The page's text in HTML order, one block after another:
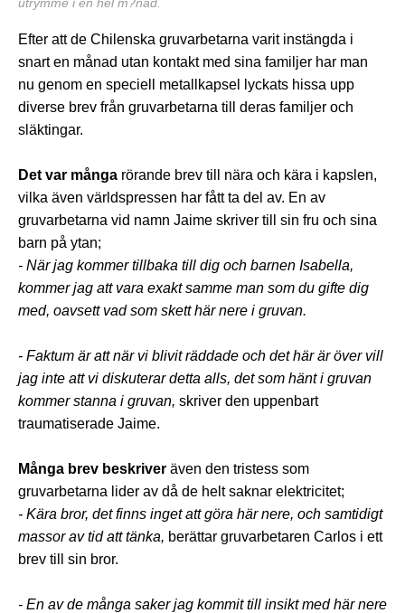
Efter att de Chilenska gruvarbetarna varit instängda i
snart en månad utan kontakt med sina familjer har man
nu genom en speciell metallkapsel lyckats hissa upp
diverse brev från gruvarbetarna till deras familjer och
släktingar.
Det var många rörande brev till nära och kära i kapslen,
vilka även världspressen har fått ta del av. En av
gruvarbetarna vid namn Jaime skriver till sin fru och sina
barn på ytan;
- När jag kommer tillbaka till dig och barnen Isabella,
kommer jag att vara exakt samme man som du gifte dig
med, oavsett vad som skett här nere i gruvan.
- Faktum är att när vi blivit räddade och det här är över vill
jag inte att vi diskuterar detta alls, det som hänt i gruvan
kommer stanna i gruvan, skriver den uppenbart
traumatiserade Jaime.
Många brev beskriver även den tristess som
gruvarbetarna lider av då de helt saknar elektricitet;
- Kära bror, det finns inget att göra här nere, och samtidigt
massor av tid att tänka, berättar gruvarbetaren Carlos i ett
brev till sin bror.
- En av de många saker jag kommit till insikt med här nere